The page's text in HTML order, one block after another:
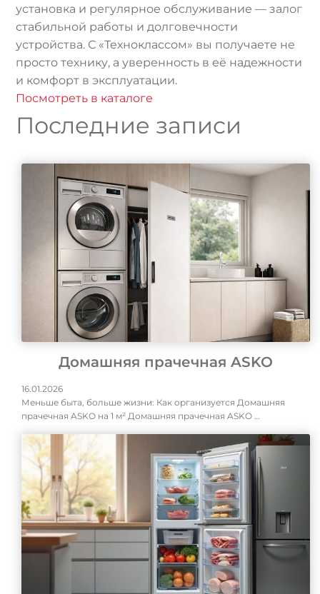
установка и регулярное обслуживание — залог
стабильной работы и долговечности
устройства. С «Техноклассом» вы получаете не
просто технику, а уверенность в её надежности
и комфорт в эксплуатации.
Посмотреть в каталоге
Последние записи
Домашняя прачечная ASKO
16.01.2026
Меньше быта, больше жизни: Как организуется Домашняя
прачечная ASKO на 1 м² Домашняя прачечная ASKO …